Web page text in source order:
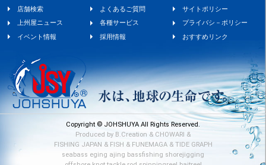
店舗検索
よくあるご質問
サイトポリシー
上州屋ニュース
各種サービス
プライバシ－ポリシー
イベント情報
採用情報 おすすめリンク
Copyright © JOHSHUYA All Rights Reserved.
Produced by B.Creation & CHOWARI &
FISHING JAPAN & FISH & FUNEMAGA& TIDE GRAPH
seabass eging ajing bassfishing shorejigging